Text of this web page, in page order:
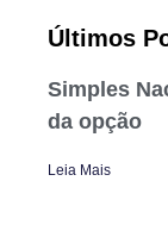
Últimos
Simples
da opção
Leia Mais